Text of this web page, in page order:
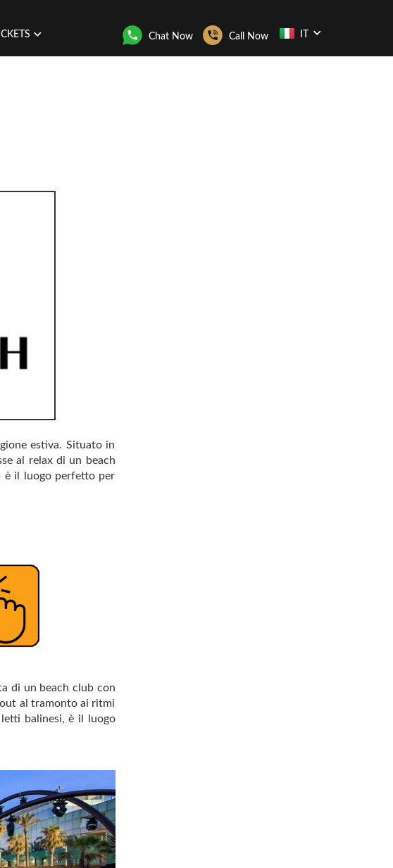
Chat Now Call Now
estiva. Situato in
al relax di un beach
è il luogo perfetto per
di un beach club con
out al tramonto ai ritmi
balinesi, è il luogo